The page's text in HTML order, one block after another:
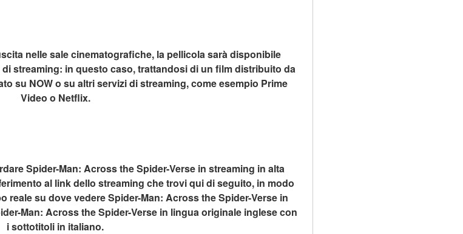
nelle sale cinematografiche, la pellicola sarà disponibile
streaming: in questo caso, trattandosi di un film distribuito da
su NOW o su altri servizi di streaming, come esempio Prime
Video o Netflix.
Spider-Man: Across the Spider-Verse in streaming in alta
al link dello streaming che trovi qui di seguito, in modo
reale su dove vedere Spider-Man: Across the Spider-Verse in
Man: Across the Spider-Verse in lingua originale inglese con
i sottotitoli in italiano.